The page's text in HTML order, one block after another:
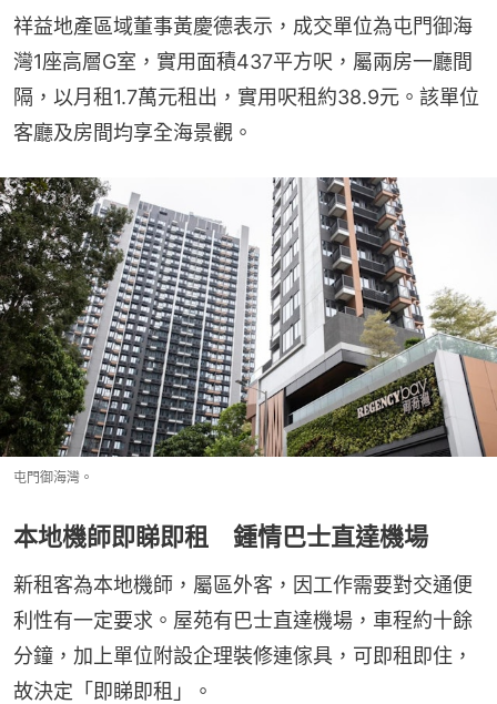
祥益地產區域董事黃慶德表示，成交單位為屯門御海
灣1座高層G室，實用面積437平方呎，屬兩房一廳間
隔，以月租1.7萬元租出，實用呎租約38.9元。該單位
客廳及房間均享全海景觀。
屯門御海灣。
本地機師即睇即租 鍾情巴士直達機場
新租客為本地機師，屬區外客，因工作需要對交通便
利性有一定要求。屋苑有巴士直達機場，車程約十餘
分鐘，加上單位附設企理裝修連傢具，可即租即住，
故決定「即睇即租」。